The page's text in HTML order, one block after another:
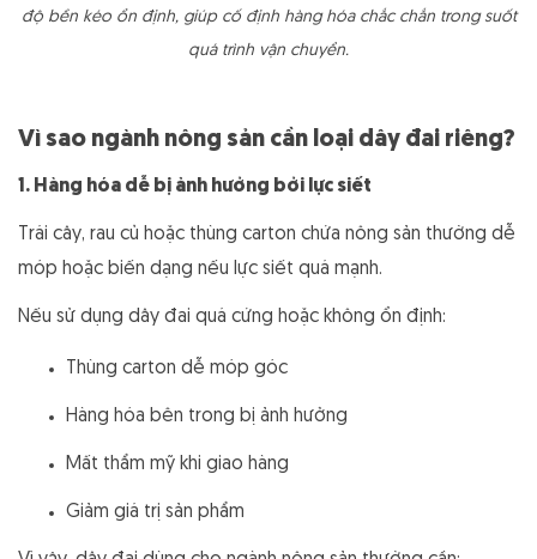
độ bền kéo ổn định, giúp cố định hàng hóa chắc chắn trong suốt
quá trình vận chuyển.
Vì sao ngành nông sản cần loại dây đai riêng?
1. Hàng hóa dễ bị ảnh hưởng bởi lực siết
Trái cây, rau củ hoặc thùng carton chứa nông sản thường dễ
móp hoặc biến dạng nếu lực siết quá mạnh.
Nếu sử dụng dây đai quá cứng hoặc không ổn định:
Thùng carton dễ móp góc
Hàng hóa bên trong bị ảnh hưởng
Mất thẩm mỹ khi giao hàng
Giảm giá trị sản phẩm